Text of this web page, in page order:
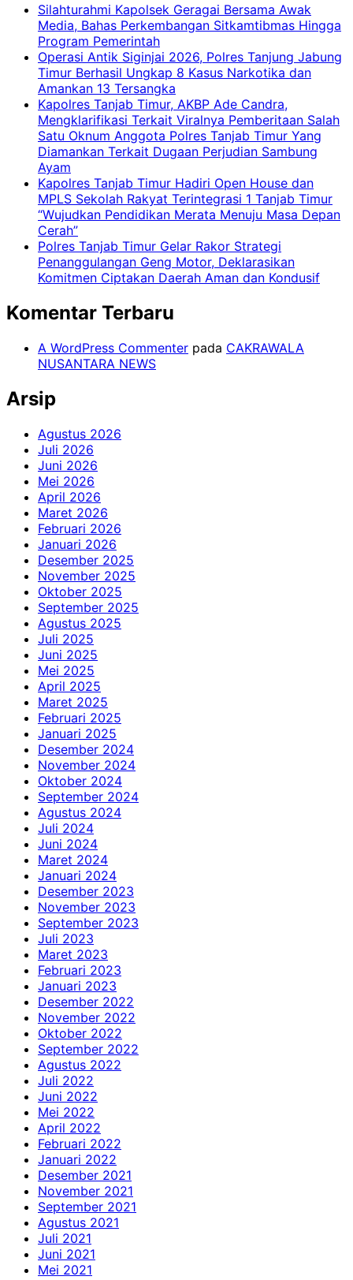
Silahturahmi Kapolsek Geragai Bersama Awak
Media, Bahas Perkembangan Sitkamtibmas Hingga
Program Pemerintah
Operasi Antik Siginjai 2026, Polres Tanjung Jabung
Timur Berhasil Ungkap 8 Kasus Narkotika dan
Amankan 13 Tersangka
Kapolres Tanjab Timur, AKBP Ade Candra,
Mengklarifikasi Terkait Viralnya Pemberitaan Salah
Satu Oknum Anggota Polres Tanjab Timur Yang
Diamankan Terkait Dugaan Perjudian Sambung
Ayam
Kapolres Tanjab Timur Hadiri Open House dan
MPLS Sekolah Rakyat Terintegrasi 1 Tanjab Timur
“Wujudkan Pendidikan Merata Menuju Masa Depan
Cerah”
Polres Tanjab Timur Gelar Rakor Strategi
Penanggulangan Geng Motor, Deklarasikan
Komitmen Ciptakan Daerah Aman dan Kondusif
Komentar Terbaru
A WordPress Commenter pada CAKRAWALA
NUSANTARA NEWS
Arsip
Agustus 2026
Juli 2026
Juni 2026
Mei 2026
April 2026
Maret 2026
Februari 2026
Januari 2026
Desember 2025
November 2025
Oktober 2025
September 2025
Agustus 2025
Juli 2025
Juni 2025
Mei 2025
April 2025
Maret 2025
Februari 2025
Januari 2025
Desember 2024
November 2024
Oktober 2024
September 2024
Agustus 2024
Juli 2024
Juni 2024
Maret 2024
Januari 2024
Desember 2023
November 2023
September 2023
Juli 2023
Maret 2023
Februari 2023
Januari 2023
Desember 2022
November 2022
Oktober 2022
September 2022
Agustus 2022
Juli 2022
Juni 2022
Mei 2022
April 2022
Februari 2022
Januari 2022
Desember 2021
November 2021
September 2021
Agustus 2021
Juli 2021
Juni 2021
Mei 2021